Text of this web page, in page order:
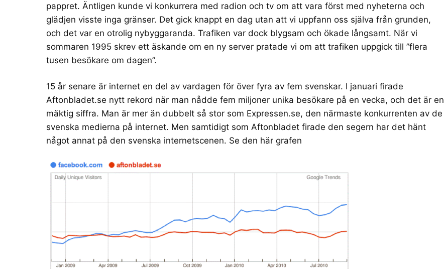
pappret. Äntligen kunde vi konkurrera med radion och tv om att vara först med nyheterna och
glädjen visste inga gränser. Det gick knappt en dag utan att vi uppfann oss själva från grunden,
och det var en otrolig nybyggaranda. Trafiken var dock blygsam och ökade långsamt. När vi
sommaren 1995 skrev ett äskande om en ny server pratade vi om att trafiken uppgick till ”flera
tusen besökare om dagen”.
15 år senare är internet en del av vardagen för över fyra av fem svenskar. I januari firade
Aftonbladet.se nytt rekord när man nådde fem miljoner unika besökare på en vecka, och det är en
mäktig siffra. Man är mer än dubbelt så stor som Expressen.se, den närmaste konkurrenten av de
svenska medierna på internet. Men samtidigt som Aftonbladet firade den segern har det hänt
något annat på den svenska internetscenen. Se den här grafen